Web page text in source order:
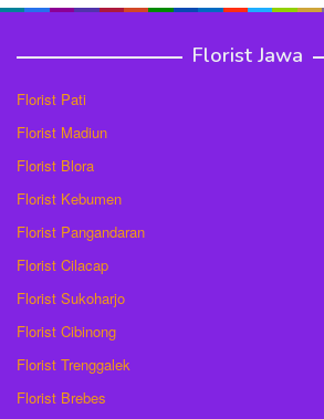
Florist Jawa
Florist Pati
Florist Madiun
Florist Blora
Florist Kebumen
Florist Pangandaran
Florist Cilacap
Florist Sukoharjo
Florist Cibinong
Florist Trenggalek
Florist Brebes